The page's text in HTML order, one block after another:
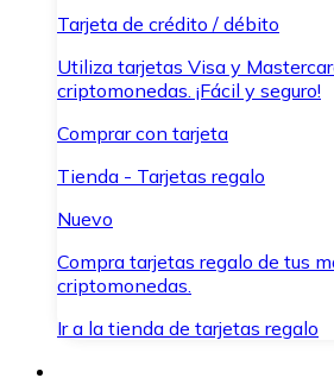
Tarjeta de crédito / débito
Utiliza tarjetas Visa y
criptomonedas. ¡Fácil y seguro!
Comprar con tarjeta
Tienda - Tarjetas regalo
Nuevo
Compra tarjetas regalo de tus
criptomonedas.
Ir a la tienda de tarjetas regalo